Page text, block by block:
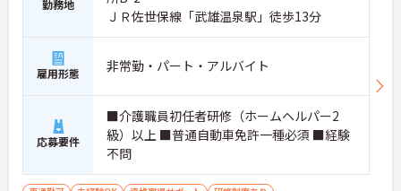
かりと整備されています。オンとオフの切り替えを
明確にし、心身ともに充実した状態で長くご活躍い
ただけます。
・グループホーム一棟あたりの入居者様20名定員を
常時2～4名のスタッフで支援、国基準を上回る人員
追われることなくご利用者様のペースに合わせたサ
ポートが可能です。施設も専用設計で働きやすく、
ご自身の理想とする福祉を実践できる環境が整って
勤務地
ＪＲ佐世保線「武雄温泉駅」徒歩13分
雇用形態 非常勤・パート・アルバイト
応募要件
■介護職員初任者研修（ホームヘルパー2
級）以上 ■普通自動車免許一種必須 ■経験
不問